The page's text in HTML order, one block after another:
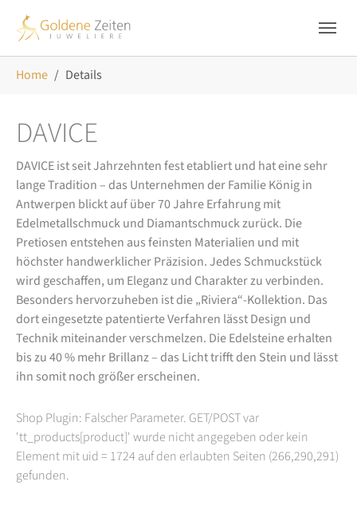
Home Details
DAVICE
DAVICE ist seit Jahrzehnten fest etabliert und hat eine sehr
lange Tradition – das Unternehmen der Familie König in
Antwerpen blickt auf über 70 Jahre Erfahrung mit
Edelmetallschmuck und Diamantschmuck zurück. Die
Pretiosen entstehen aus feinsten Materialien und mit
höchster handwerklicher Präzision. Jedes Schmuckstück
wird geschaffen, um Eleganz und Charakter zu verbinden.
Besonders hervorzuheben ist die „Riviera“-Kollektion. Das
dort eingesetzte patentierte Verfahren lässt Design und
Technik miteinander verschmelzen. Die Edelsteine erhalten
bis zu 40 % mehr Brillanz – das Licht trifft den Stein und lässt
ihn somit noch größer erscheinen.
Shop Plugin: Falscher Parameter. GET/POST var
'tt_products[product]' wurde nicht angegeben oder kein
Element mit uid = 1724 auf den erlaubten Seiten (266,290,291)
gefunden.